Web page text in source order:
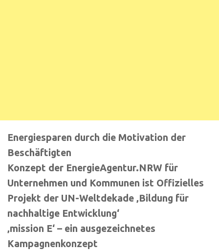
Energiesparen durch die Motivation der
Beschäftigten
Konzept der EnergieAgentur.NRW für
Unternehmen und Kommunen ist Offizielles
Projekt der UN-Weltdekade ‚Bildung für
nachhaltige Entwicklung‘
‚mission E‘ – ein ausgezeichnetes
Kampagnenkonzept